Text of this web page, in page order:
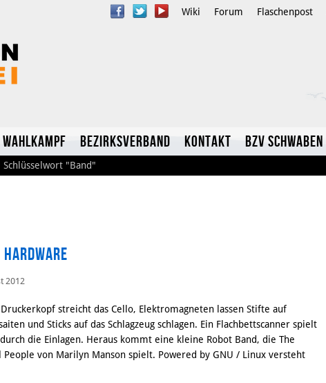
Wiki Forum Flaschenpost
Wahlkampf Bezirksverband Kontakt BzV Schwaben
Schlüsselwort "Band"
2012
streicht das Cello, Elektromagneten lassen Stifte auf
und Sticks auf das Schlagzeug schlagen. Ein Flachbettscanner spielt
die Einlagen. Heraus kommt eine kleine Robot Band, die The
People von Marilyn Manson spielt. Powered by GNU / Linux versteht